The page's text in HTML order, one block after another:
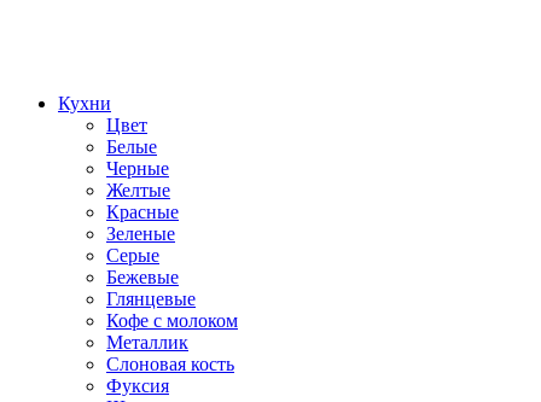
Кухни
Цвет
Белые
Черные
Желтые
Красные
Зеленые
Серые
Бежевые
Глянцевые
Кофе с молоком
Металлик
Слоновая кость
Фуксия